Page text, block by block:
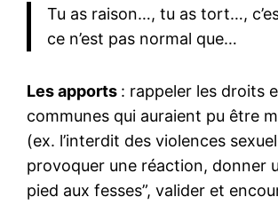
Tu as raison…, tu as tort…,
ce n’est pas normal que…
Les apports : rappeler les droits
communes qui auraient pu être
(ex. l’interdit des violences
provoquer une réaction, donner
pied aux fesses”, valider et